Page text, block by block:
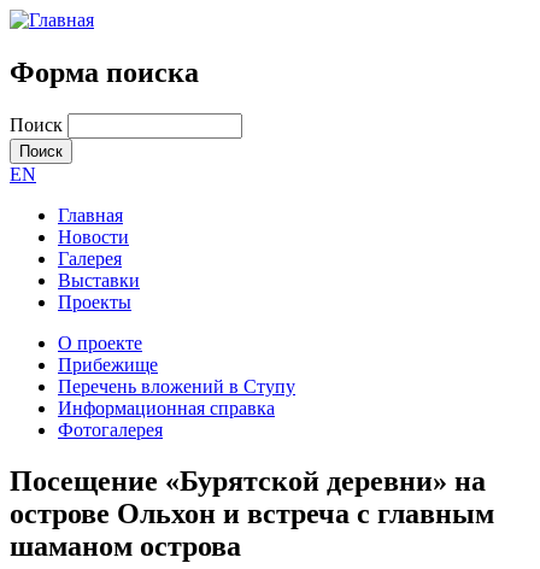
Форма поиска
Поиск
EN
Главная
Новости
Галерея
Выставки
Проекты
О проекте
Прибежище
Перечень вложений в Ступу
Информационная справка
Фотогалерея
Посещение «Бурятской деревни» на
острове Ольхон и встреча с главным
шаманом острова